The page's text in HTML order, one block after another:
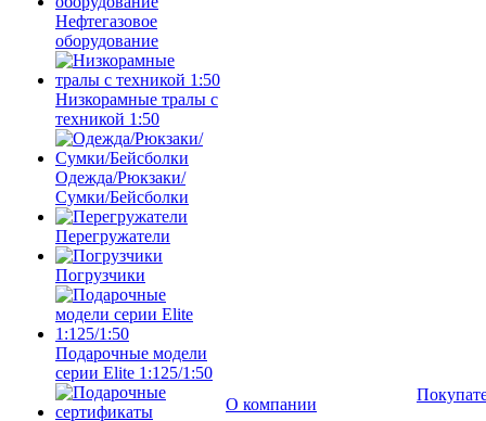
Нефтегазовое
оборудование
Низкорамные тралы с
техникой 1:50
Одежда/Рюкзаки/
Сумки/Бейсболки
Перегружатели
Погрузчики
Подарочные модели
серии Elite 1:125/1:50
О компании